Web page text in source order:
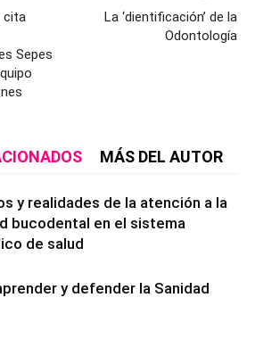
cita
Sepes
La ‘dientificación’ de la
Odontología
MÁS DEL AUTOR
y realidades de la atención a la
bucodental en el sistema
de salud
y defender la Sanidad